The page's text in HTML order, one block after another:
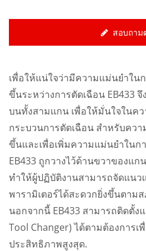
สอบถา
เพื่อให้แน่ใจว่ามีความแม่นยำใน
ขึ้นระหว่างการตัดเฉือน EB433
บนทั้งสามแกน เพื่อให้มั่นใจในค
กระบวนการตัดเฉือน สำหรับคว
ขึ้นและเพื่อเพิ่มความแม่นยำในก
EB433 ถูกวางไว้ด้านขวาของแ
ทำให้ผู้ปฏิบัติงานสามารถจัดแน
พารามิเตอร์ได้สะดวกยิ่งขึ้นตาม
นอกจากนี้ EB433 สามารถติดตั้ง
Tool Changer) ได้ตามต้องการ
ประสิทธิภาพสูงสุด.